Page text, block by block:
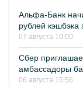
Альфа-Банк
рублей кэшбэка
07 августа 10:00
Сбер
амбассадоры
06 августа 15:56